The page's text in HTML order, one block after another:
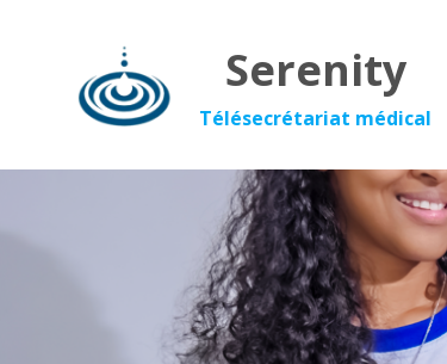
Serenity
Télésecrétariat médical